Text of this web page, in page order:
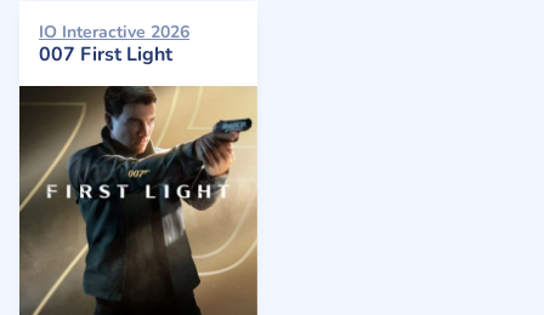
IO Interactive 2026
007 First Light